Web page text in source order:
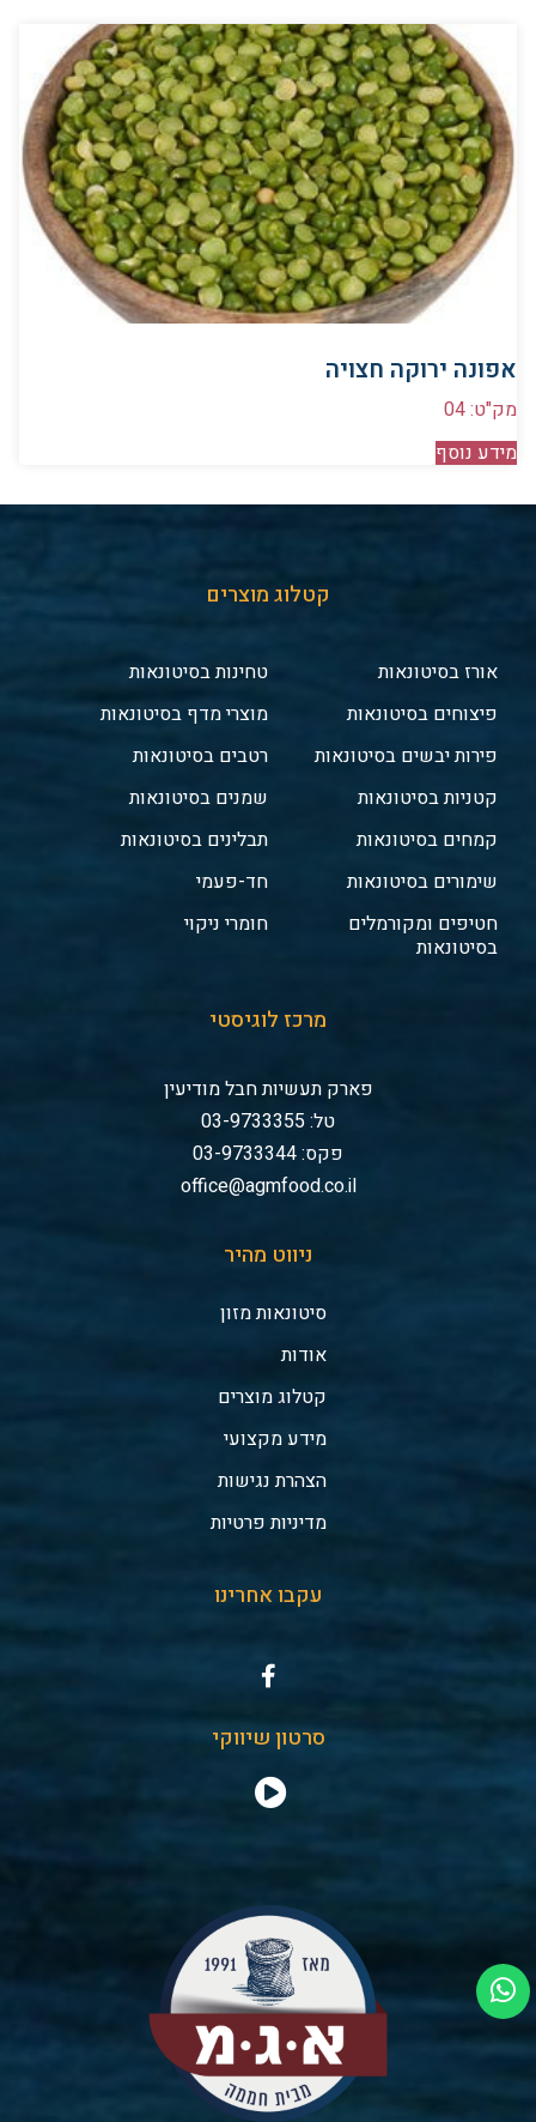
אפונה ירוקה חצויה
מק"ט: 04
מידע נוסף
קטלוג מוצרים
אורז בסיטונאות
פיצוחים בסיטונאות
פירות יבשים בסיטונאות
קטניות בסיטונאות
קמחים בסיטונאות
שימורים בסיטונאות
חטיפים ומקורמלים
בסיטונאות
טחינות בסיטונאות
מוצרי מדף בסיטונאות
רטבים בסיטונאות
שמנים בסיטונאות
תבלינים בסיטונאות
חד-פעמי
חומרי ניקוי
מרכז לוגיסטי
פארק תעשיות חבל מודיעין
טל: 03-9733355
פקס: 03-9733344
office@agmfood.co.il
ניווט מהיר
סיטונאות מזון
אודות
קטלוג מוצרים
מידע מקצועי
הצהרת נגישות
מדיניות פרטיות
עקבו אחרינו
סרטון שיווקי